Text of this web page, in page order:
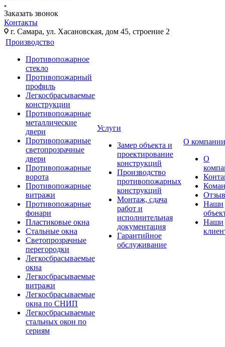
Заказать звонок
Контакты
г. Самара, ул. Хасановская, дом 45, строение 2
Производство
Противопожарное
стекло
Противопожарный
профиль
Легкосбрасываемые
конструкции
Противопожарные
металлические
двери
Противопожарные
светопрозрачные
двери
Противопожарные
ворота
Противопожарные
витражи
Противопожарные
фонари
Пластиковые окна
Стальные окна
Светопрозрачные
перегородки
Легкосбрасываемые
окна
Легкосбрасываемые
витражи
Легкосбрасываемые
окна по СНИП
Легкосбрасываемые
стальных окон по
сериям
Услуги
Замер объекта и
проектирование
конструкций
Производство
противопожарных
конструкций
Монтаж, сдача
работ и
исполнительная
документация
Гарантийное
обслуживание
О компании
О
Наши
Наши